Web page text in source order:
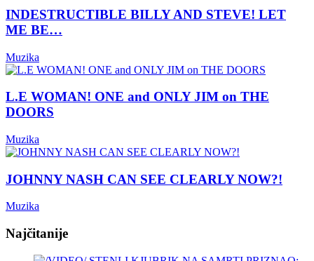
INDESTRUCTIBLE BILLY AND STEVE! LET
ME BE…
Muzika
L.E WOMAN! ONE and ONLY JIM on THE
DOORS
Muzika
JOHNNY NASH CAN SEE CLEARLY NOW?!
Muzika
Najčitanije